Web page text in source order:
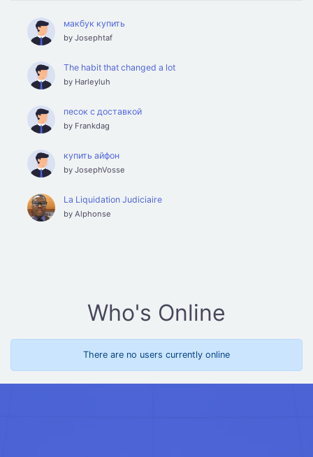
макбук купить
by Josephtaf
The habit that changed a lot
by Harleyluh
песок с доставкой
by Frankdag
купить айфон
by JosephVosse
La Liquidation Judiciaire
by Alphonse
Who's Online
There are no users currently online